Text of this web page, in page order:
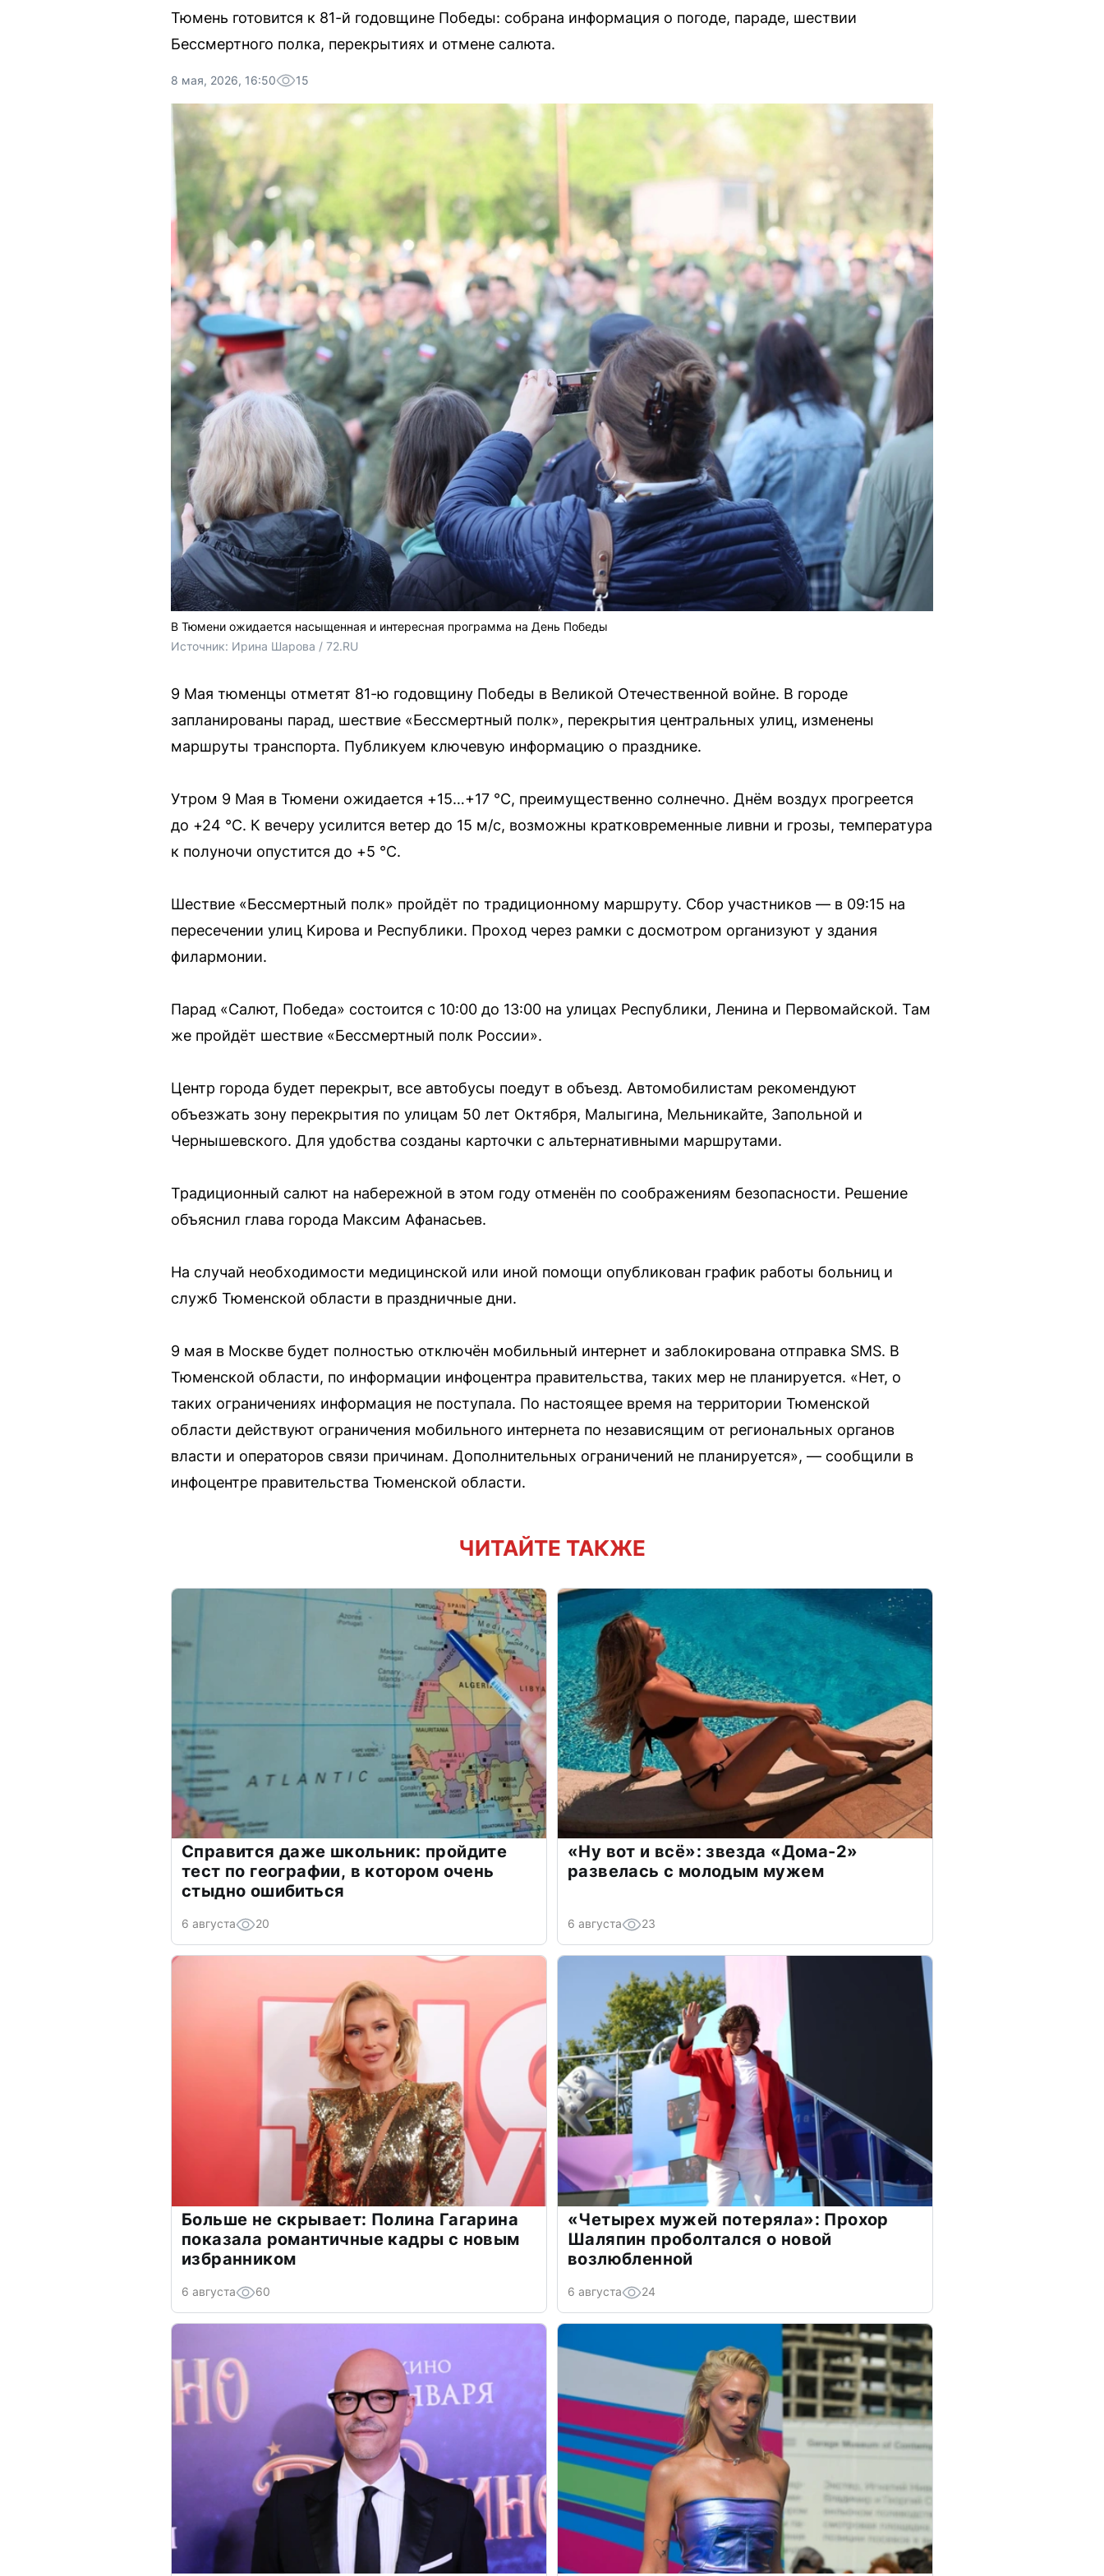
Тюмень готовится к 81-й годовщине Победы: собрана информация о погоде, параде, шествии
Бессмертного полка, перекрытиях и отмене салюта.
8 мая, 2026, 16:50 15
В Тюмени ожидается насыщенная и интересная программа на День Победы
Источник: Ирина Шарова / 72.RU
9 Мая тюменцы отметят 81-ю годовщину Победы в Великой Отечественной войне. В городе
запланированы парад, шествие «Бессмертный полк», перекрытия центральных улиц, изменены
маршруты транспорта. Публикуем ключевую информацию о празднике.
Утром 9 Мая в Тюмени ожидается +15…+17 °C, преимущественно солнечно. Днём воздух прогреется
до +24 °C. К вечеру усилится ветер до 15 м/с, возможны кратковременные ливни и грозы, температура
к полуночи опустится до +5 °C.
Шествие «Бессмертный полк» пройдёт по традиционному маршруту. Сбор участников — в 09:15 на
пересечении улиц Кирова и Республики. Проход через рамки с досмотром организуют у здания
филармонии.
Парад «Салют, Победа» состоится с 10:00 до 13:00 на улицах Республики, Ленина и Первомайской. Там
же пройдёт шествие «Бессмертный полк России».
Центр города будет перекрыт, все автобусы поедут в объезд. Автомобилистам рекомендуют
объезжать зону перекрытия по улицам 50 лет Октября, Малыгина, Мельникайте, Запольной и
Чернышевского. Для удобства созданы карточки с альтернативными маршрутами.
Традиционный салют на набережной в этом году отменён по соображениям безопасности. Решение
объяснил глава города Максим Афанасьев.
На случай необходимости медицинской или иной помощи опубликован график работы больниц и
служб Тюменской области в праздничные дни.
9 мая в Москве будет полностью отключён мобильный интернет и заблокирована отправка SMS. В
Тюменской области, по информации инфоцентра правительства, таких мер не планируется. «Нет, о
таких ограничениях информация не поступала. По настоящее время на территории Тюменской
области действуют ограничения мобильного интернета по независящим от региональных органов
власти и операторов связи причинам. Дополнительных ограничений не планируется», — сообщили в
инфоцентре правительства Тюменской области.
ЧИТАЙТЕ ТАКЖЕ
Справится даже школьник: пройдите
тест по географии, в котором очень
стыдно ошибиться
6 августа 20
«Ну вот и всё»: звезда «Дома-2»
развелась с молодым мужем
6 августа 23
Больше не скрывает: Полина Гагарина
показала романтичные кадры с новым
избранником
6 августа 60
«Четырех мужей потеряла»: Прохор
Шаляпин проболтался о новой
возлюбленной
6 августа 24